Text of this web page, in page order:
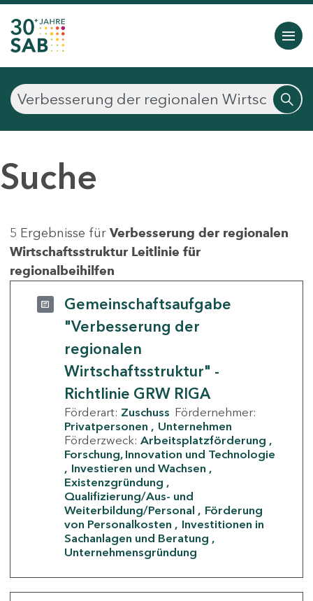
Suche
5 Ergebnisse für Verbesserung der regionalen
Wirtschaftsstruktur Leitlinie für
regionalbeihilfen
Gemeinschaftsaufgabe
"Verbesserung der
regionalen
Wirtschaftsstruktur" -
Richtlinie GRW RIGA
Förderart: Zuschuss Fördernehmer:
Privatpersonen
Unternehmen
Förderzweck: Arbeitsplatzförderung
Forschung, Innovation und Technologie
Investieren und Wachsen
Existenzgründung
Qualifizierung/Aus- und
Weiterbildung/Personal
Förderung
von Personalkosten
Investitionen in
Sachanlagen und Beratung
Unternehmensgründung